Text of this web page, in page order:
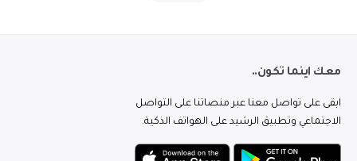
معك اينما تكون..
ابقى على تواصل معنا عبر منصاتنا على التواصل
الاجتماعي وتطبيق الرشيد على الهواتف الذكية.